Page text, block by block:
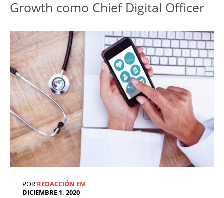
Growth como Chief Digital Officer
POR REDACCIÓN EM
DICIEMBRE 1, 2020